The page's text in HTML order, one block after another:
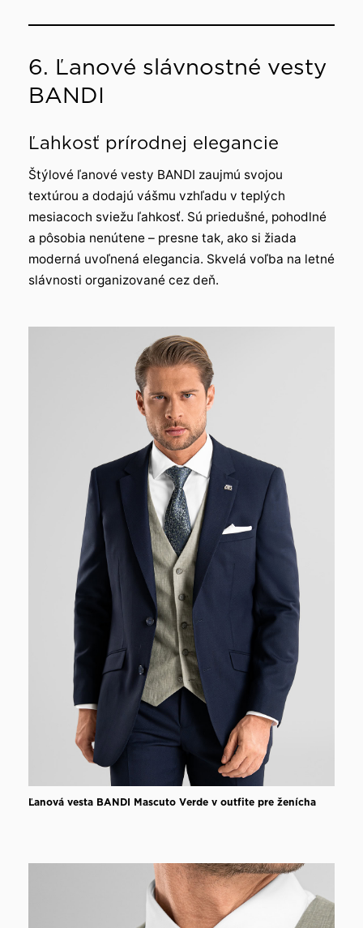
6. Ľanové slávnostné vesty
BANDI
Ľahkosť prírodnej elegancie
Štýlové ľanové vesty BANDI zaujmú svojou
textúrou a dodajú vášmu vzhľadu v teplých
mesiacoch sviežu ľahkosť. Sú priedušné, pohodlné
a pôsobia nenútene – presne tak, ako si žiada
moderná uvoľnená elegancia. Skvelá voľba na letné
slávnosti organizované cez deň.
Ľanová vesta BANDI Mascuto Verde v outfite pre ženícha